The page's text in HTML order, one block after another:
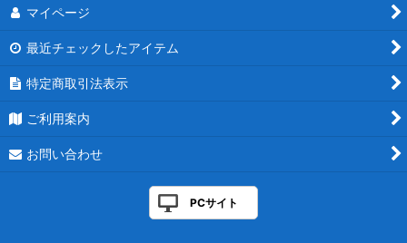
マイページ
最近チェックしたアイテム
特定商取引法表示
ご利用案内
お問い合わせ
PCサイト